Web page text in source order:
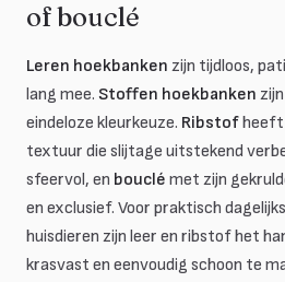
of bouclé
Leren hoekbanken zijn tijdloos,
lang mee. Stoffen hoekbanken
eindeloze kleurkeuze. Ribstofheeft
textuur die slijtage uitstekend
sfeervol, en bouclé met zijn
en exclusief. Voor praktisch
huisdieren zijn leer en ribstof het
krasvast en eenvoudig schoon te